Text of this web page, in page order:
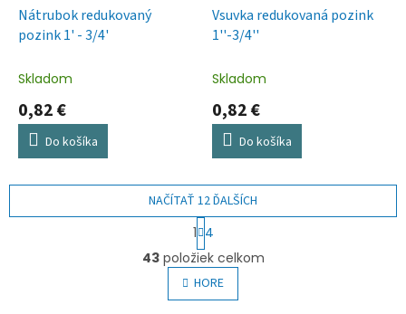
Nátrubok redukovaný
pozink 1' - 3/4'
Skladom
0,82 €
Do košíka
Vsuvka redukovaná pozink
1''-3/4''
Skladom
0,82 €
Do košíka
O
v
l
á
NAČÍTAŤ 12 ĎALŠÍCH
S
t
r
á
n
k
1 4
43položiek celkom
HORE